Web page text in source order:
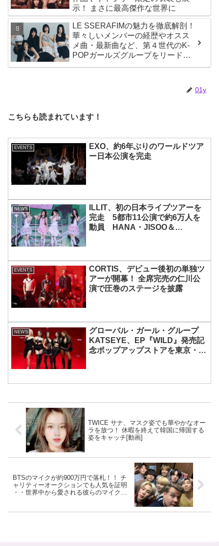
示！ まさに最高傑作な世界に
LE SSERAFIMの魅力を徹底解剖！
華々しいメンバーの経歴やオスス
メ曲・最新曲など、第４世代のK-
POPガールズグループをリードす
01y
こちらも読まれています！
EVENTS
EXO、約6年ぶりのワールドツア
ー日本公演を完走
NEWS
ILLIT、初の日本ライブツアーを
完走 5都市11公演で約6万人を
動員 HANA・JISOO＆
EVENTS
CORTIS、デビュー後初の単独ツ
アーが開幕！ 全席完売の仁川公
演で圧巻のステージを披露
NEWS
グローバル・ガール・グループ
KATSEYE、EP『WILD』発売記
念ポップアップストアを東京・原
TWICE サナ、マスク姿でも華やかなオー
ラを放つ！ 休暇を終えて韓国に帰国する
姿をキャッチ[動画]
BTSのマイクが約900万円で落札！！ チ
ャリティーオークションでも人気を証明
・・世界中から愛される彼らのマイクに